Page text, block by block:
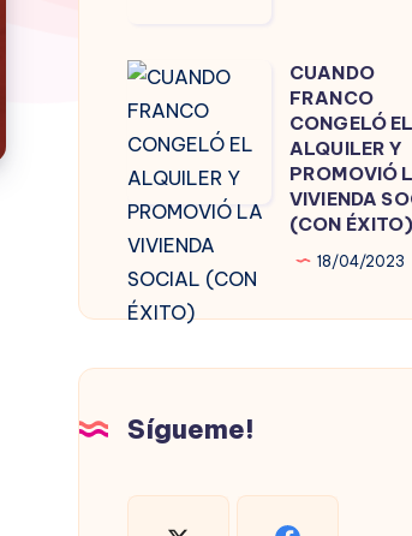
CUANDO
FRANCO
CONGELÓ
EL
ALQUILER
Y
PROMOVIÓ
LA
ÉXITO)
CUANDO
FRANCO
CONGELÓ EL
ALQUILER Y
PROMOVIÓ
VIVIENDA
(CON ÉXITO)
18/04/2023
Sígueme!